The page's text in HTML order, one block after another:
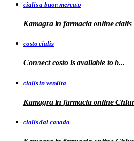
cialis a buon mercato
Kamagra in farmacia online cialis
costo cialis
Connectcosto is available to b...
cialis in vendita
Kamagra in farmacia online
cialis dal canada